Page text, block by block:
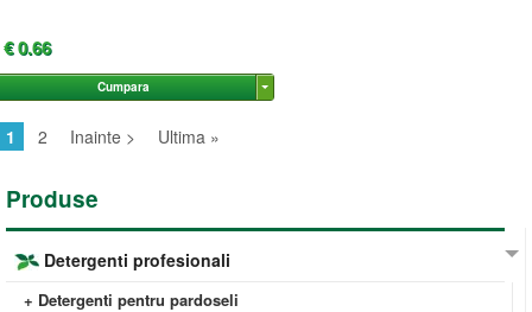
€ 0.66
Cumpara
1 2 Inainte > Ultima »
Produse
Detergenti profesionali
+ Detergenti pentru pardoseli